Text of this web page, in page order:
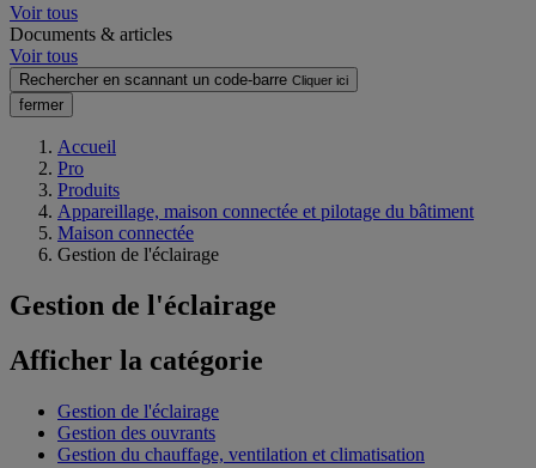
Voir tous
Documents & articles
Voir tous
Rechercher en scannant un code-barre Cliquer ici
fermer
Accueil
Pro
Produits
Appareillage, maison connectée et pilotage du bâtiment
Maison connectée
Gestion de l'éclairage
Gestion de l'éclairage
Afficher la catégorie
Gestion de l'éclairage
Gestion des ouvrants
Gestion du chauffage, ventilation et climatisation